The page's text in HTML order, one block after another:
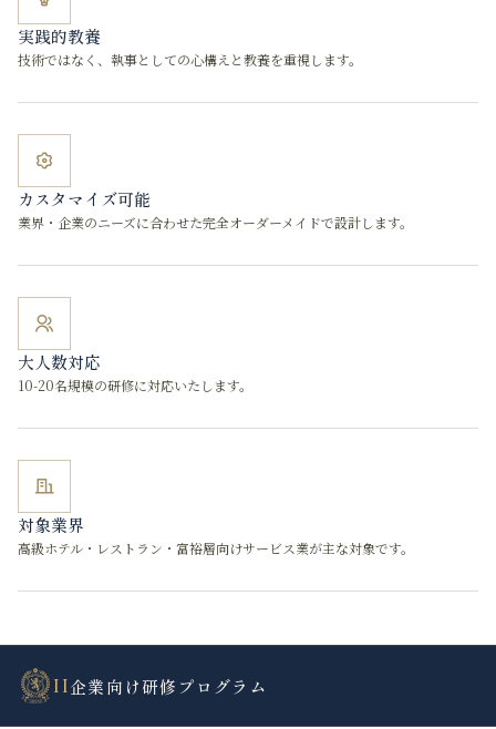
実践的教養
技術ではなく、執事としての心構えと教養を重視します。
カスタマイズ可能
業界・企業のニーズに合わせた完全オーダーメイドで設計します。
大人数対応
10-20名規模の研修に対応いたします。
対象業界
高級ホテル・レストラン・富裕層向けサービス業が主な対象です。
II企業向け研修プログラム